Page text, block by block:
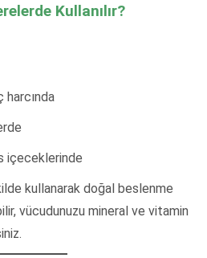
Kullanılır?
harcında
içeceklerinde
kullanarak doğal beslenme
vücudunuzu mineral ve vitamin